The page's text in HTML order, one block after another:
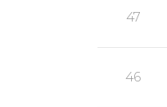
47
46